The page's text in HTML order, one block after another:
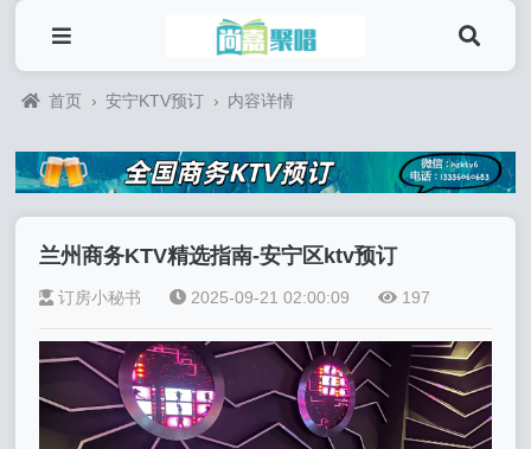
首页 › 安宁KTV预订 › 内容详情
兰州商务KTV精选指南-安宁区ktv预订
订房小秘书 2025-09-21 02:00:09 197